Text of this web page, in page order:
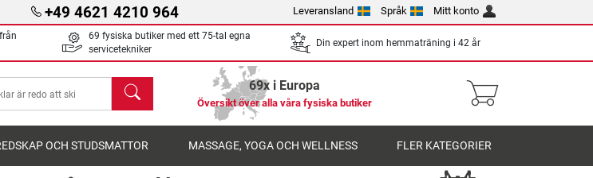
+49 4621 4210 964 Leveransland Språk Mitt konto
69 fysiska butiker med ett 75-tal egna
servicetekniker
Din expert inom hemmaträning i 42 år
sök 69x i Europa
Översikt över alla våra fysiska butiker
OCH STUDSMATTOR MASSAGE, YOGA OCH WELLNESS FLER KATEGORIER